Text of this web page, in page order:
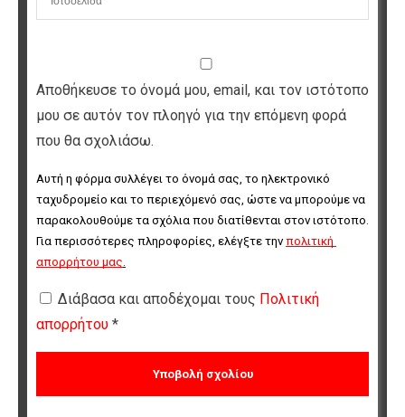
Αποθήκευσε το όνομά μου, email, και τον ιστότοπο
μου σε αυτόν τον πλοηγό για την επόμενη φορά
που θα σχολιάσω.
Αυτή η φόρμα συλλέγει το όνομά σας, το ηλεκτρονικό
ταχυδρομείο και το περιεχόμενό σας, ώστε να μπορούμε να
παρακολουθούμε τα σχόλια που διατίθενται στον ιστότοπο.
Για περισσότερες πληροφορίες, ελέγξτε την πολιτική
απορρήτου μας.
Διάβασα και αποδέχομαι τους Πολιτική
απορρήτου *